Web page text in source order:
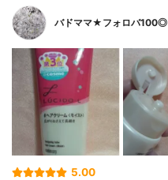
バドママ★フォロバ100◎
5.00